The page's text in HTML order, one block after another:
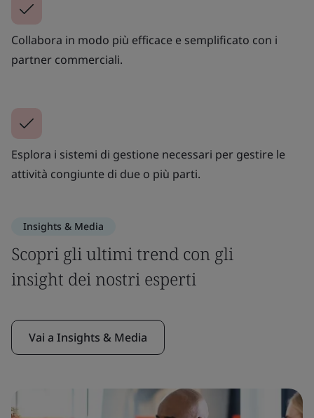
Collabora in modo più efficace e semplificato con i
partner commerciali.
Esplora i sistemi di gestione necessari per gestire le
attività congiunte di due o più parti.
Insights & Media
Scopri gli ultimi trend con gli
insight dei nostri esperti
Vai a Insights & Media